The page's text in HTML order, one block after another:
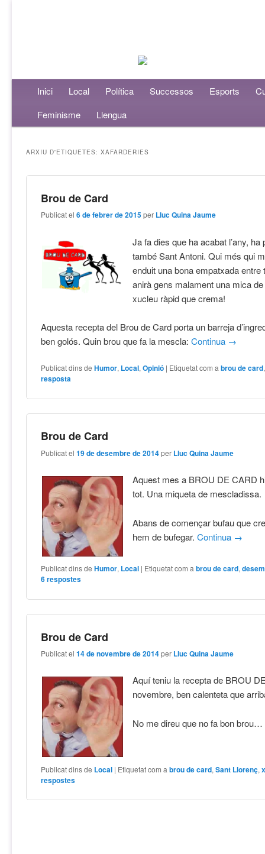
Menú principalAneu al contingut principal
Aneu al contingut secundari
Inici Local Política Successos Esports
Feminisme
Llengua
ARXIU D'ETIQUETES:XAFARDERIES
Brou de Card
Publicat el6 de febrer de 2015 per Lluc Quina Jaume
Ja fa dies que ha acabat l’any,
també Sant Antoni. Qui més qui
enduit una bona empatxada entre
anirà gens malament una mica
xucleu ràpid que crema!
Aquesta recepta del Brou de Card porta un barreja
ben golós. Quin brou que fa la mescla:Continua →
Publicat dins de Humor, Local,Opinió | Etiquetat com a brou de card
resposta
Brou de Card
Publicat el19 de desembre de 2014 per Lluc Quina Jaume
Aquest mes a BROU DE CARD
tot. Una miqueta de mescladissa.
Abans de començar bufau que
hem de bufegar.Continua →
Publicat dins de Humor, Local | Etiquetat com a brou de card,
6respostes
Brou de Card
Publicat el14 de novembre de 2014 per Lluc Quina Jaume
Aquí teniu la recepta de BROU
novembre, ben calenteta que
No me direu que no fa bon brou…
Publicat dins de Local | Etiquetat com a brou de card,Sant Llorenç,
respostes